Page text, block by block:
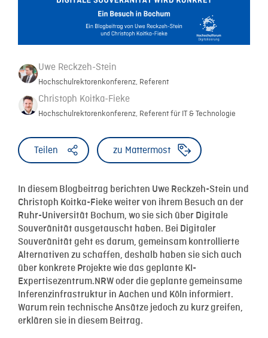
Uwe Reckzeh-Stein
Hochschulrektorenkonferenz, Referent
Christoph Koitka-Fieke
Hochschulrektorenkonferenz, Referent für IT & Technologie
Teilen zu Mattermost
In diesem Blogbeitrag berichten Uwe Reckzeh-Stein und
Christoph Koitka-Fieke weiter von ihrem Besuch an der
Ruhr-Universität Bochum, wo sie sich über Digitale
Souveränität ausgetauscht haben. Bei Digitaler
Souveränität geht es darum, gemeinsam kontrollierte
Alternativen zu schaffen, deshalb haben sie sich auch
über konkrete Projekte wie das geplante KI-
Expertisezentrum.NRW oder die geplante gemeinsame
Inferenzinfrastruktur in Aachen und Köln informiert.
Warum rein technische Ansätze jedoch zu kurz greifen,
erklären sie in diesem Beitrag.